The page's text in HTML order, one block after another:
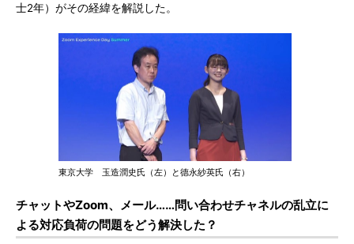
士2年）がその経緯を解説した。
東京大学 玉造潤史氏（左）と德永紗英氏（右）
チャットやZoom、メール……問い合わせチャネルの乱立に
よる対応負荷の問題をどう解決した？